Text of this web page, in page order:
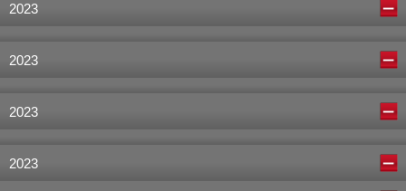
2023
2023
2023
2023